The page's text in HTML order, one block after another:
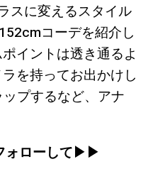
スに変えるスタイル
コーデを紹介し
イントは透き通るよ
を持ってお出かけし
プするなど、アナ
ォローして▶︎▶︎